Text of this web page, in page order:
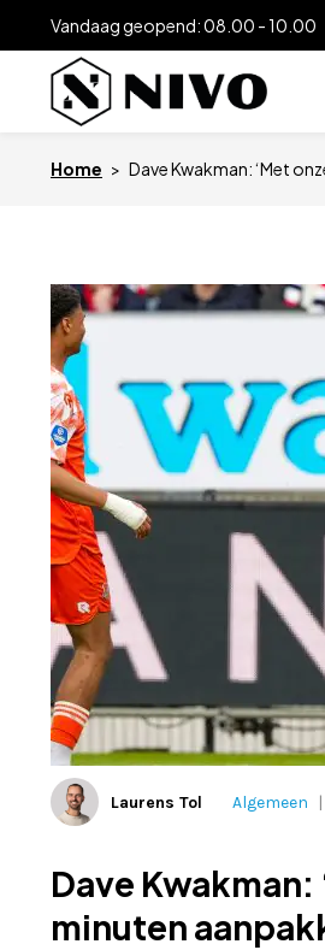
Vandaag geopend: 08.00 - 10.00
Home > Dave Kwakman: ‘Met
Laurens Tol Algemeen |
Dave
minuten